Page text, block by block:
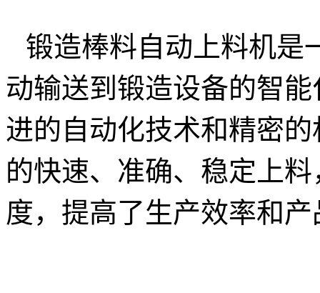
锻造棒料自动上料机是
动输送到锻造设备的智
进的自动化技术和精密
的快速、准确、稳定上
度，提高了生产效率和